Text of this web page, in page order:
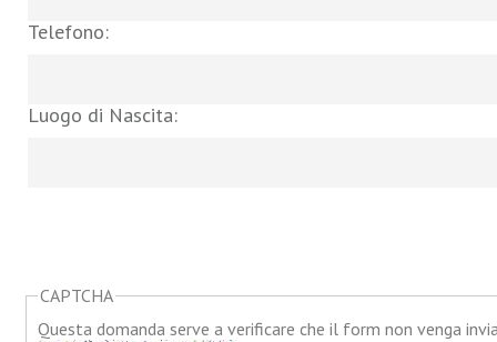
Telefono:
Luogo di Nascita:
CAPTCHA
Questa domanda serve a verificare che il form non venga